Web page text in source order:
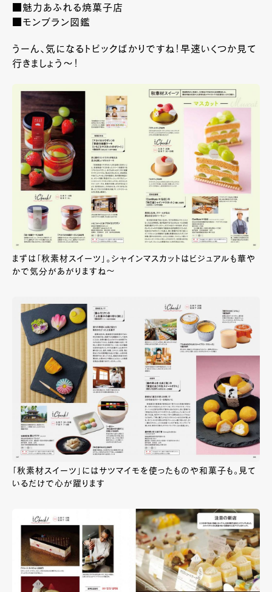
■魅力あふれる焼菓子店
■モンブラン図鑑
うーん、気になるトピックばかりですね！早速いくつか見て
行きましょう～！
まずは「秋素材スイーツ」。シャインマスカットはビジュアルも華や
かで気分があがりますね～
「秋素材スイーツ」にはサツマイモを使ったものや和菓子も。見て
いるだけで心が躍ります